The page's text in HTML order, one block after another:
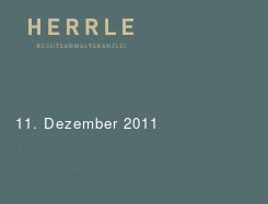
11. Dezember 2011